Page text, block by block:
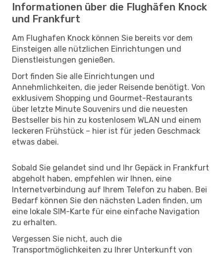
Informationen über die Flughäfen Knock
und Frankfurt
Am Flughafen Knock können Sie bereits vor dem
Einsteigen alle nützlichen Einrichtungen und
Dienstleistungen genießen.
Dort finden Sie alle Einrichtungen und
Annehmlichkeiten, die jeder Reisende benötigt. Von
exklusivem Shopping und Gourmet-Restaurants
über letzte Minute Souvenirs und die neuesten
Bestseller bis hin zu kostenlosem WLAN und einem
leckeren Frühstück – hier ist für jeden Geschmack
etwas dabei.
Sobald Sie gelandet sind und Ihr Gepäck in Frankfurt
abgeholt haben, empfehlen wir Ihnen, eine
Internetverbindung auf Ihrem Telefon zu haben. Bei
Bedarf können Sie den nächsten Laden finden, um
eine lokale SIM-Karte für eine einfache Navigation
zu erhalten.
Vergessen Sie nicht, auch die
Transportmöglichkeiten zu Ihrer Unterkunft von